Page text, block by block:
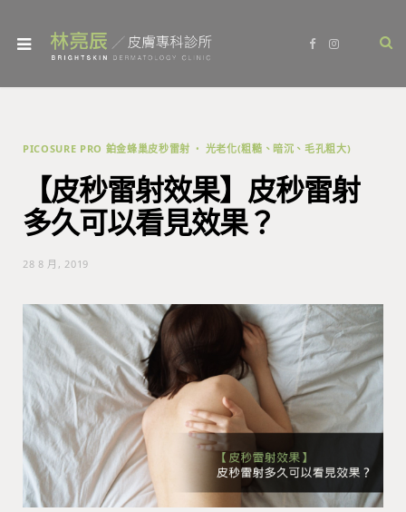
b
I
a
PICOSURE PRO 鉑金蜂巢皮秒雷射 光老化(粗糙、暗沉、毛孔粗大)
【皮秒雷射效果】皮秒雷射
多久可以看見效果？
28 8 月, 2019